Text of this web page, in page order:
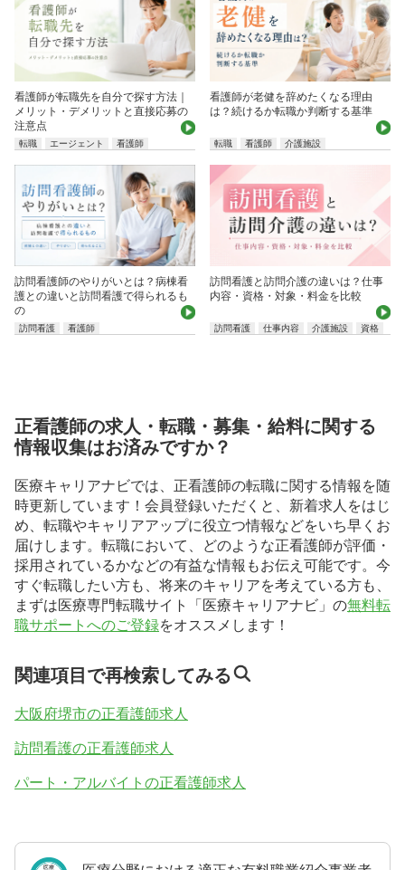
看護師が転職先を自分で探す方法｜
メリット・デメリットと直接応募の
注意点
転職 エージェント 看護師
看護師が老健を辞めたくなる理由
は？続けるか転職か判断する基準
転職 看護師 介護施設
訪問看護師のやりがいとは？病棟看
護との違いと訪問看護で得られるも
の
訪問看護 看護師
訪問看護と訪問介護の違いは？仕事
内容・資格・対象・料金を比較
訪問看護 仕事内容 介護施設 資格
正看護師の求人・転職・募集・給料に関する
情報収集はお済みですか？
医療キャリアナビでは、正看護師の転職に関する情報を随
時更新しています！会員登録いただくと、新着求人をはじ
め、転職やキャリアアップに役立つ情報などをいち早くお
届けします。転職において、どのような正看護師が評価・
採用されているかなどの有益な情報もお伝え可能です。今
すぐ転職したい方も、将来のキャリアを考えている方も、
まずは医療専門転職サイト「医療キャリアナビ」の無料転
職サポートへのご登録をオススメします！
関連項目で再検索してみる
大阪府堺市の正看護師求人
訪問看護の正看護師求人
パート・アルバイトの正看護師求人